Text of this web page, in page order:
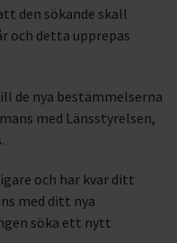
den sökande skall
och detta upprepas
de nya bestämmelserna
med Länsstyrelsen,
och har kvar ditt
med ditt nya
söka ett nytt